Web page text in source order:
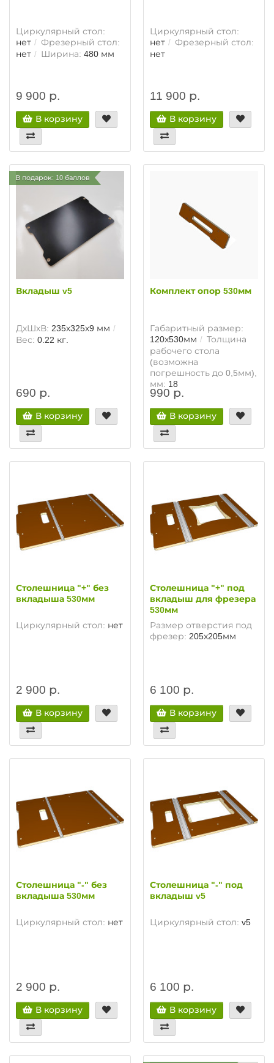
Циркулярный стол:
нет
Фрезерный стол:
нет
Ширина: 480 мм
9 900 р.
В корзину
Циркулярный стол:
нет
Фрезерный стол:
нет
11 900 р.
В корзину
В подарок: 10 баллов
Вкладыш v5
ДхШхВ: 235х325х9 мм
Вес: 0.22 кг.
690 р.
В корзину
Комплект опор 530мм
Габаритный размер:
120х530мм
Толщина
рабочего стола
(возможна
погрешность до 0,5мм),
мм: 18
990 р.
В корзину
Столешница "+" без
вкладыша 530мм
Циркулярный стол: нет
2 900 р.
В корзину
Столешница "+" под
вкладыш для фрезера
530мм
Размер отверстия под
фрезер: 205х205мм
6 100 р.
В корзину
Столешница "-" без
вкладыша 530мм
Циркулярный стол: нет
2 900 р.
В корзину
Столешница "-" под
вкладыш v5
Циркулярный стол: v5
6 100 р.
В корзину